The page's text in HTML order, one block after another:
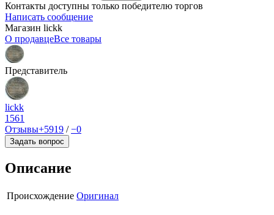
Контакты доступны только победителю торгов
Написать сообщение
Магазин lickk
О продавцеВсе товары
Представитель
lickk
1561
Отзывы+5919 /−0
Задать вопрос
Описание
Происхождение Оригинал